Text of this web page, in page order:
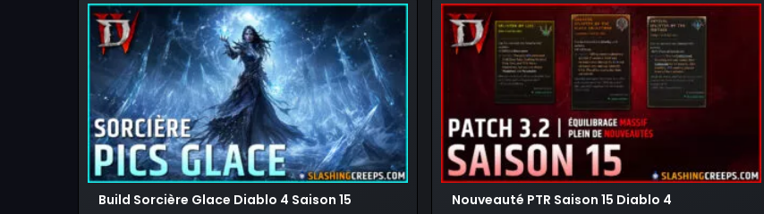
Build Sorcière Glace Diablo 4 Saison 15 Nouveauté PTR Saison 15 Diablo 4